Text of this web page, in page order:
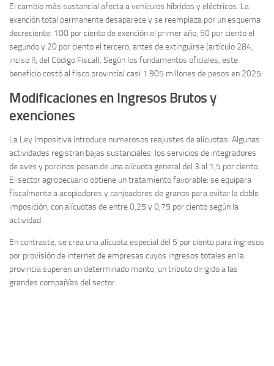
El cambio más sustancial afecta a vehículos híbridos y eléctricos. La
exención total permanente desaparece y se reemplaza por un esquema
decreciente: 100 por ciento de exención el primer año, 50 por ciento el
segundo y 20 por ciento el tercero, antes de extinguirse (artículo 284,
inciso ñ, del Código Fiscal). Según los fundamentos oficiales, este
beneficio costó al fisco provincial casi 1.905 millones de pesos en 2025.
Modificaciones en Ingresos Brutos y
exenciones
La Ley Impositiva introduce numerosos reajustes de alícuotas. Algunas
actividades registran bajas sustanciales: los servicios de integradores
de aves y porcinos pasan de una alícuota general del 3 al 1,5 por ciento.
El sector agropecuario obtiene un tratamiento favorable: se equipara
fiscalmente a acopiadores y canjeadores de granos para evitar la doble
imposición, con alícuotas de entre 0,25 y 0,75 por ciento según la
actividad.
En contraste, se crea una alícuota especial del 5 por ciento para ingresos
por provisión de internet de empresas cuyos ingresos totales en la
provincia superen un determinado monto, un tributo dirigido a las
grandes compañías del sector.